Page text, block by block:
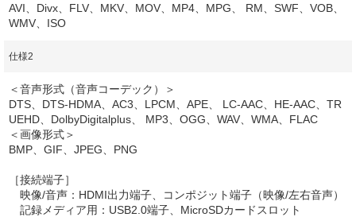
AVI、Divx、FLV、MKV、MOV、MP4、MPG、 RM、SWF、VOB、
WMV、ISO
仕様2
＜音声形式（音声コーデック）＞
DTS、DTS-HDMA、AC3、LPCM、APE、 LC-AAC、HE-AAC、TR
UEHD、DolbyDigitalplus、 MP3、OGG、WAV、WMA、FLAC
＜画像形式＞
BMP、GIF、JPEG、PNG
［接続端子］
映像/音声：HDMI出力端子、コンポジット端子（映像/左右音声）
記録メディア用：USB2.0端子、MicroSDカードスロット